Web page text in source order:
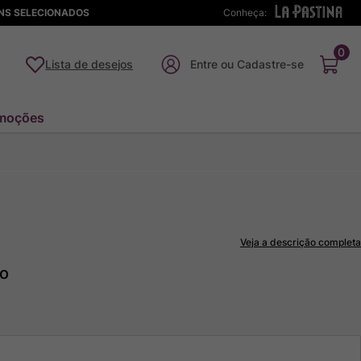
Conheça:
SELECIONADOS
Lista de desejos
0
Veja a descrição completa